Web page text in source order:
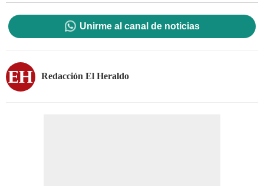
Unirme al canal de noticias
Redacción El Heraldo